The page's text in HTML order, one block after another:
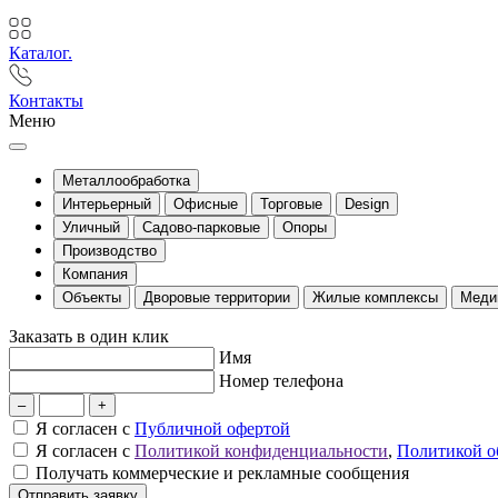
Каталог.
Контакты
Меню
Металлообработка
Интерьерный
Офисные Торговые
Design
Уличный
Садово-парковые
Опоры
Производство
Компания
Объекты
Дворовые территории Жилые комплексы
Заказать в один клик
Имя
Номер телефона
– +
Я согласен с Публичной офертой
Я согласен с Политикой конфиденциальности, Политикой
Получать коммерческие и рекламные сообщения